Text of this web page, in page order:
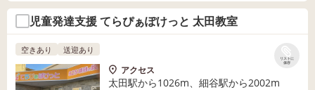
児童発達支援 てらぴぁぽけっと 太田教室
リストに
保存
空きあり 送迎あり
アクセス
太田駅から1026m、細谷駅から2002m